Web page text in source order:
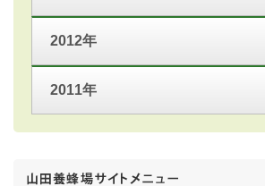
2012年
2011年